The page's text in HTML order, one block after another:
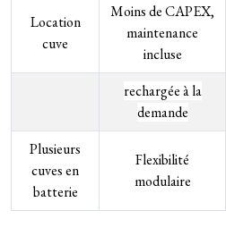
Location
cuve
Moins de CAPEX,
maintenance
incluse
rechargée à la
demande
Plusieurs
cuves en
batterie
Flexibilité
modulaire